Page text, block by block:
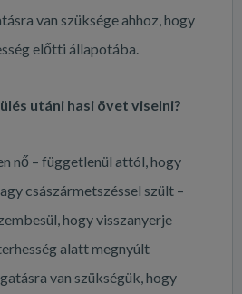
van szüksége ahhoz, hogy
előtti állapotába.
utáni hasi övet viselni?
nő – függetlenül attól, hogy
császármetszéssel szült –
hogy visszanyerje
alatt megnyúlt
van szükségük, hogy